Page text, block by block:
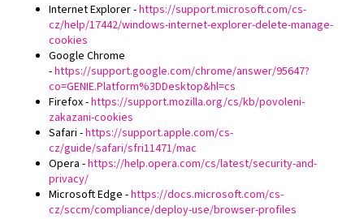
Internet Explorer -https://support.microsoft.com/cs-
cz/help/17442/windows-internet-explorer-delete-manage-
cookies
Google Chrome
-https://support.google.com/chrome/answer/95647?
co=GENIE.Platform%3DDesktop&hl=cs
Firefox -https://support.mozilla.org/cs/kb/povoleni-
zakazani-cookies
Safari -https://support.apple.com/cs-
cz/guide/safari/sfri11471/mac
Opera -https://help.opera.com/cs/latest/security-and-
privacy/
Microsoft Edge -https://docs.microsoft.com/cs-
cz/sccm/compliance/deploy-use/browser-profiles